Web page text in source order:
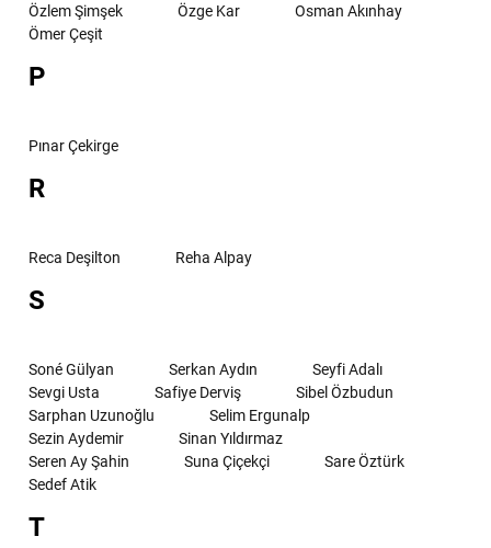
Özlem Şimşek
Özge Kar
Osman Akınhay
Ömer Çeşit
P
Pınar Çekirge
R
Reca Deşilton Reha Alpay
S
Soné Gülyan Serkan Aydın
Seyfi Adalı
Sevgi Usta
Safiye Derviş
Sibel Özbudun
Sarphan Uzunoğlu
Selim Ergunalp
Sezin Aydemir
Sinan Yıldırmaz
Seren Ay Şahin
Suna Çiçekçi
Sare Öztürk
Sedef Atik
T